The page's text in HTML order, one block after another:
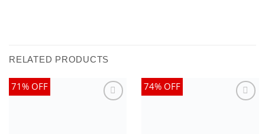
RELATED PRODUCTS
71% OFF 74% OFF